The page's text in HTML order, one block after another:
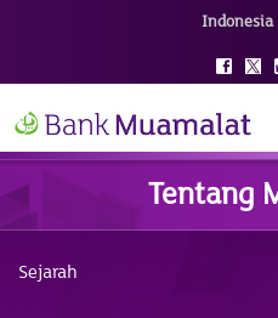
Indonesia
Tentang
Sejarah